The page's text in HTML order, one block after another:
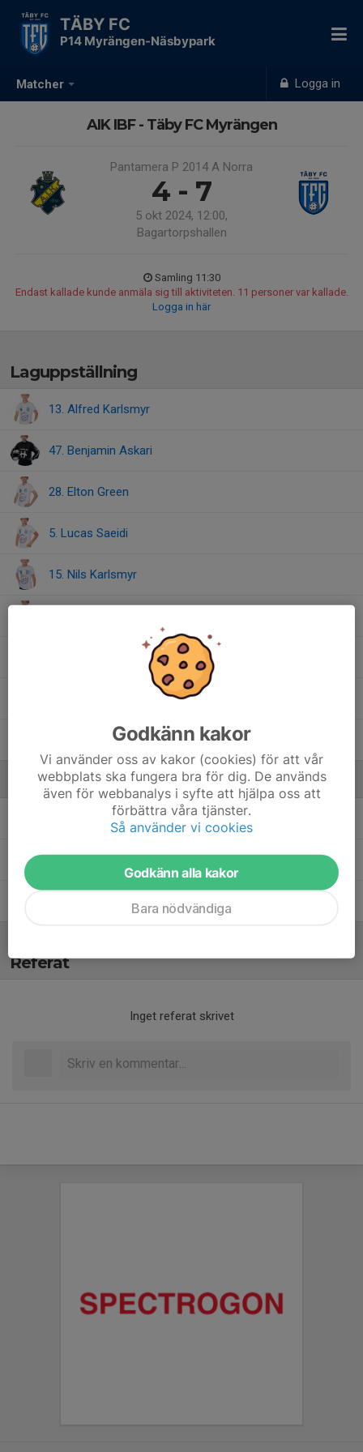
Matcher Logga in
TÄBY FC
P14 Myrängen-Näsbypark
AIK IBF - Täby FC Myrängen
Pantamera P 2014 A Norra
4 - 7
5 okt 2024, 12:00,
Bagartorpshallen
Samling 11:30
Endast kallade kunde anmäla sig till aktiviteten. 11 personer var kallade.
Logga in här
Laguppställning
13. Alfred Karlsmyr
47. Benjamin Askari
28. Elton Green
5. Lucas Saeidi
15. Nils Karlsmyr
4. Todd Nygårds
Ledare
Joakim Forsberg GreenLedare
Niklas KarlsmyrTränare
Thorbjörn Bornsjö Ledare
Referat
Inget referat skrivet
Godkänn kakor
Vi använder oss av kakor (cookies) för att vår
webbplats ska fungera bra för dig. De används
även för webbanalys i syfte att hjälpa oss att
förbättra våra tjänster.
Så använder vi cookies
Godkänn alla kakor
Bara nödvändiga